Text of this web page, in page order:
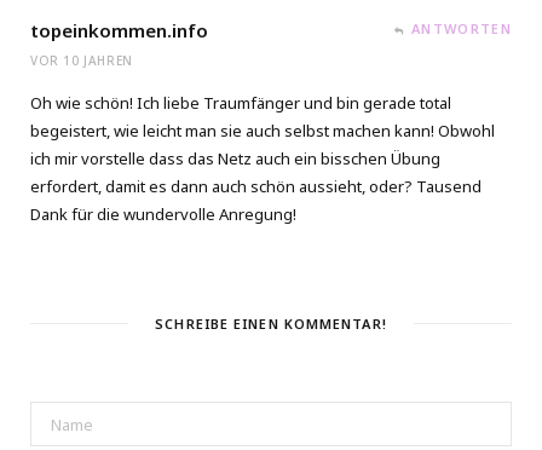
topeinkommen.info
VOR 10 JAHREN
ANTWORTEN
Oh wie schön! Ich liebe Traumfänger und bin gerade total
begeistert, wie leicht man sie auch selbst machen kann! Obwohl
ich mir vorstelle dass das Netz auch ein bisschen Übung
erfordert, damit es dann auch schön aussieht, oder? Tausend
Dank für die wundervolle Anregung!
SCHREIBE EINEN KOMMENTAR!